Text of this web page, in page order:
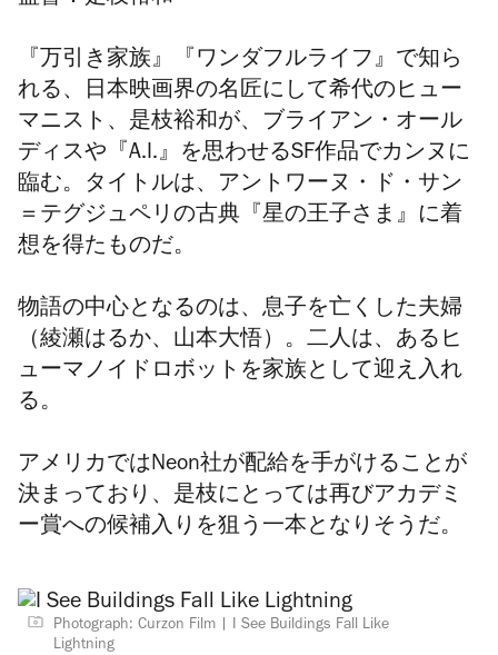
『万引き家族』『ワンダフルライフ』で知ら
れる、日本映画界の名匠にして希代のヒュー
マニスト、是枝裕和が、ブライアン・オール
ディスや『A.I.』を思わせるSF作品でカンヌに
臨む。タイトルは、アントワーヌ・ド・サン
＝テグジュペリの古典『星の王子さま』に着
想を得たものだ。
物語の中心となるのは、息子を亡くした夫婦
（綾瀬はるか、山本大悟）。二人は、あるヒ
ューマノイドロボットを家族として迎え入れ
る。
アメリカではNeon社が配給を手がけることが
決まっており、是枝にとっては再びアカデミ
ー賞への候補入りを狙う一本となりそうだ。
Photograph: Curzon Film
I See Buildings Fall Like
Lightning